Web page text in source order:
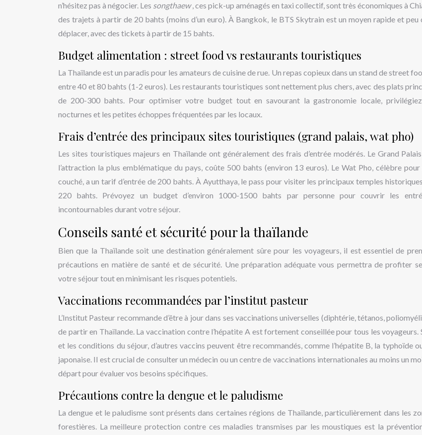
n’hésitez pas à négocier. Les songthaew, ces pick-up aménagés en taxi collectif, sont très économiques à
des trajets à partir de 20 bahts (moins d’un euro). À Bangkok, le BTS Skytrain est un moyen rapide et peu
déplacer, avec des tickets à partir de 15 bahts.
Budget alimentation : street food vs restaurants touristiques
La Thaïlande est un paradis pour les amateurs de cuisine de rue. Un repas copieux dans un stand de street
entre 40 et 80 bahts (1-2 euros). Les restaurants touristiques sont nettement plus chers, avec des plats
de 200-300 bahts. Pour optimiser votre budget tout en savourant la gastronomie locale,
nocturnes et les petites échoppes fréquentées par les locaux.
Frais d’entrée des principaux sites touristiques (grand palais, wat pho)
Les sites touristiques majeurs en Thaïlande ont généralement des frais d’entrée modérés. Le Grand
l’attraction la plus emblématique du pays, coûte 500 bahts (environ 13 euros). Le Wat Pho, célèbre pour
couché, a un tarif d’entrée de 200 bahts. À Ayutthaya, le pass pour visiter les principaux temples
220 bahts. Prévoyez un budget d’environ 1000-1500 bahts par personne pour couvrir les
incontournables durant votre séjour.
Conseils santé et sécurité pour la thaïlande
Bien que la Thaïlande soit une destination généralement sûre pour les voyageurs, il est essentiel de
précautions en matière de santé et de sécurité. Une préparation adéquate vous permettra de profiter
votre séjour tout en minimisant les risques potentiels.
Vaccinations recommandées par l’institut pasteur
L’Institut Pasteur recommande d’être à jour dans ses vaccinations universelles (diphtérie, tétanos,
de partir en Thaïlande. La vaccination contre l’hépatite A est fortement conseillée pour tous les voyageurs.
et les conditions du séjour, d’autres vaccins peuvent être recommandés, comme l’hépatite B, la typhoïde
japonaise. Il est crucial de consulter un médecin ou un centre de vaccinations internationales au moins un
départ pour évaluer vos besoins spécifiques.
Précautions contre la dengue et le paludisme
La dengue et le paludisme sont présents dans certaines régions de Thaïlande, particulièrement dans les
forestières. La meilleure protection contre ces maladies transmises par les moustiques est la